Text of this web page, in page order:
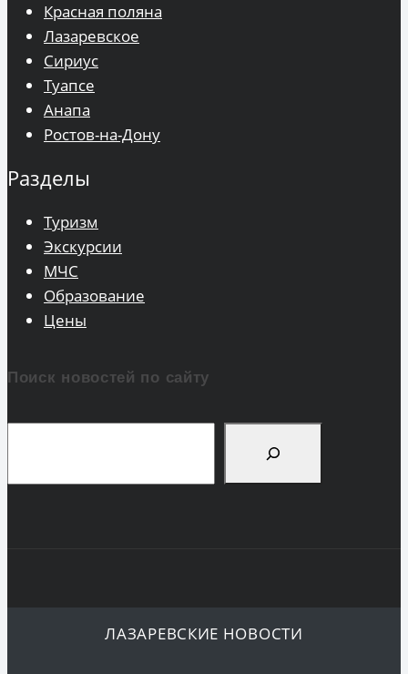
Красная поляна
Лазаревское
Сириус
Туапсе
Анапа
Ростов-на-Дону
Разделы
Туризм
Экскурсии
МЧС
Образование
Цены
Поиск новостей по сайту
ЛАЗАРЕВСКИЕ НОВОСТИ